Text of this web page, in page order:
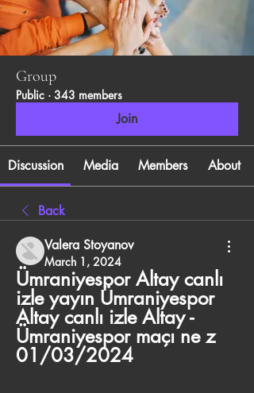
Group
Public · 343 members
Join
Discussion Media Members About
Back
Valera Stoyanov
March 1, 2024
Ümraniyespor Altay canlı
izle yayın Ümraniyespor
Altay canlı izle Altay -
Ümraniyespor maçı ne z
01/03/2024